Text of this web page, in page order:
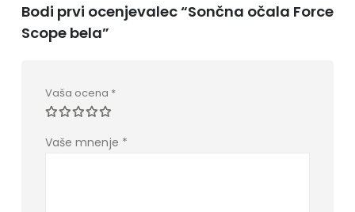
Bodi prvi ocenjevalec “Sončna očala Force
Scope bela”
Vaša ocena *
Vaše mnenje *